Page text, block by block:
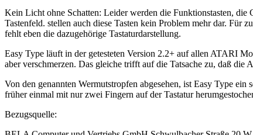
Kein Licht ohne Schatten: Leider werden die Funktionstasten, die
Tastenfeld. stellen auch diese Tasten kein Problem mehr dar. Für
fehlt eben die dazugehörige Tastaturdarstellung.
Easy Type läuft in der getesteten Version 2.2+ auf allen ATARI
aber verschmerzen. Das gleiche trifft auf die Tatsache zu, daß
Von den genannten Wermutstropfen abgesehen, ist Easy Type
früher einmal mit nur zwei Fingern auf der Tastatur
Bezugsquelle: